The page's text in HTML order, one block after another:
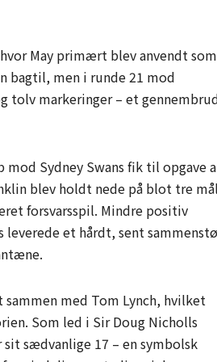
May primært blev anvendt som
bagtil, men i runde 21 mod
tolv markeringer – et
Sydney Swans fik til opgave
blev holdt nede på blot tre
forsvarsspil. Mindre positiv
et hårdt, sent
med Tom Lynch, hvilket
Som led i Sir Doug Nicholls
sædvanlige 17 – en symbolsk